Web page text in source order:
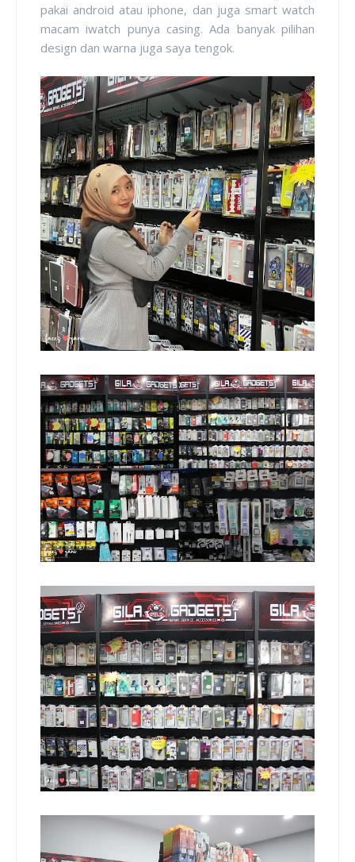
pakai android atau iphone, dan juga smart watch
macam iwatch punya casing. Ada banyak pilihan
design dan warna juga saya tengok.